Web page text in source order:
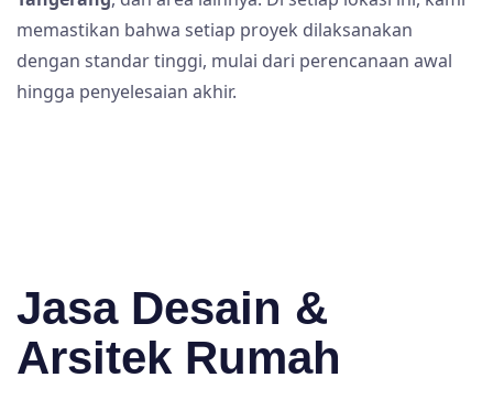
memastikan bahwa setiap proyek dilaksanakan
dengan standar tinggi, mulai dari perencanaan awal
hingga penyelesaian akhir.
Jasa Desain &
Arsitek Rumah